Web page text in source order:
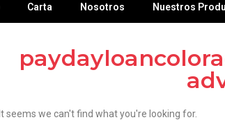
Carta Nosotros Nuestros
It seems we can't find what you're looking for.